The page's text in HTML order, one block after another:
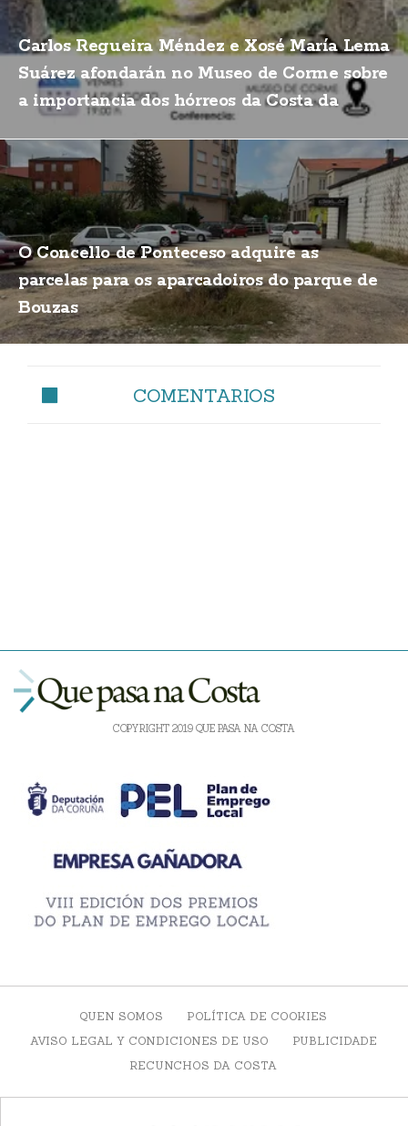
Carlos Regueira Méndez e Xosé María Lema
Suárez afondarán no Museo de Corme sobre
a importancia dos hórreos da Costa da
O Concello de Ponteceso adquire as
parcelas para os aparcadoiros do parque de
Bouzas
COMENTARIOS
COPYRIGHT 2019 QUE PASA NA COSTA
QUEN SOMOS
POLÍTICA DE COOKIES
AVISO LEGAL Y CONDICIONES DE USO
PUBLICIDADE
RECUNCHOS DA COSTA